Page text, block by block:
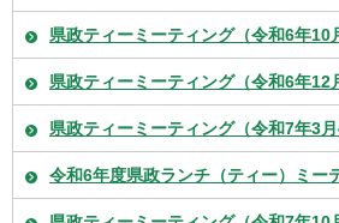
県政ティーミーティング（令和6年10
県政ティーミーティング（令和6年12
県政ティーミーティング（令和7年3月
令和6年度県政ランチ（ティー）ミー